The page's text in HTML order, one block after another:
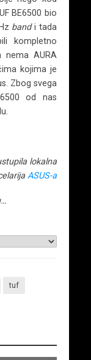
BE6500 bio
bandi tada
kompletno
nema AURA
kojima je
Zbog svega
od nas
lokalna
ASUS-a
tuf